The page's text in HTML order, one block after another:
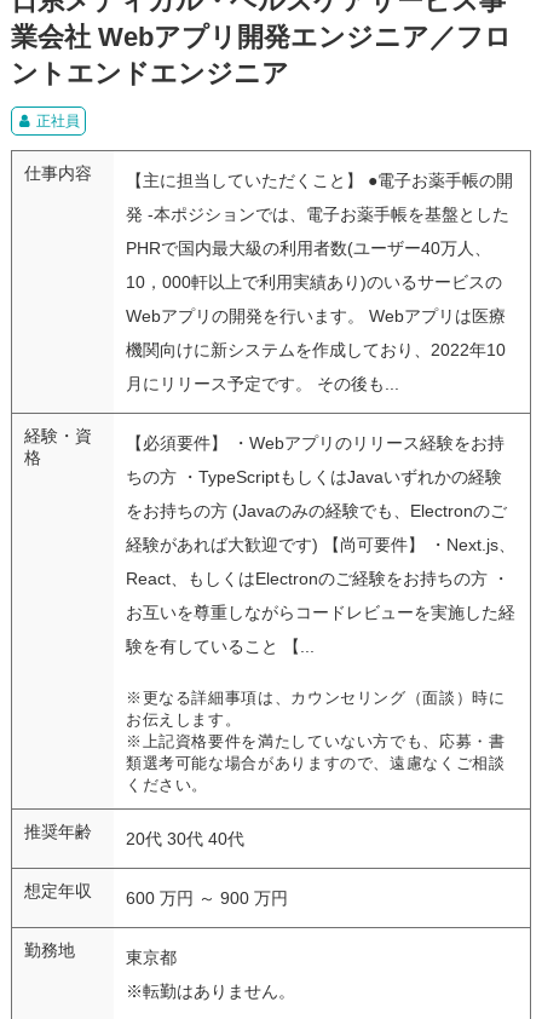
業会社 Webアプリ開発エンジニア／フロ
ントエンドエンジニア
正社員
仕事内容
【主に担当していただくこと】 ●電子お薬手帳の開
発 -本ポジションでは、電子お薬手帳を基盤とした
PHRで国内最大級の利用者数(ユーザー40万人、
10，000軒以上で利用実績あり)のいるサービスの
Webアプリの開発を行います。 Webアプリは医療
機関向けに新システムを作成しており、2022年10
月にリリース予定です。 その後も...
経験・資
格
【必須要件】 ・Webアプリのリリース経験をお持
ちの方 ・TypeScriptもしくはJavaいずれかの経験
をお持ちの方 (Javaのみの経験でも、Electronのご
経験があれば大歓迎です) 【尚可要件】 ・Next.js、
React、もしくはElectronのご経験をお持ちの方 ・
お互いを尊重しながらコードレビューを実施した経
験を有していること 【...
※更なる詳細事項は、カウンセリング（面談）時に
お伝えします。
※上記資格要件を満たしていない方でも、応募・書
類選考可能な場合がありますので、遠慮なくご相談
ください。
推奨年齢 20代 30代 40代
想定年収 600 万円 ～ 900 万円
勤務地
東京都
※転勤はありません。